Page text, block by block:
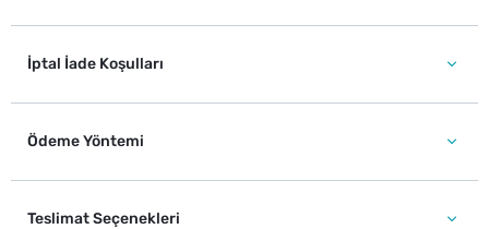
İptal İade Koşulları
Ödeme Yöntemi
Teslimat Seçenekleri